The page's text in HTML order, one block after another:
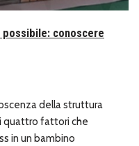
conoscere
della struttura
quattro fattori che
in un bambino